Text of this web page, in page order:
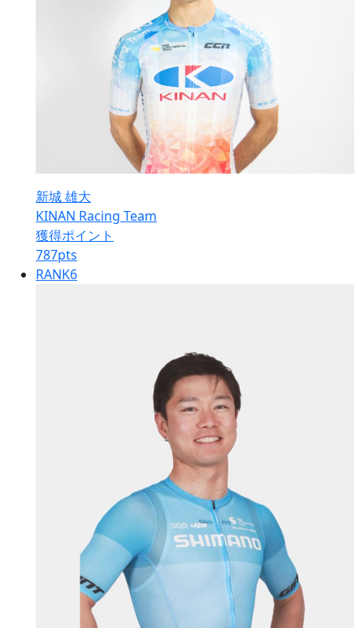
新城 雄大
KINAN Racing Team
獲得ポイント
787pts
RANK6